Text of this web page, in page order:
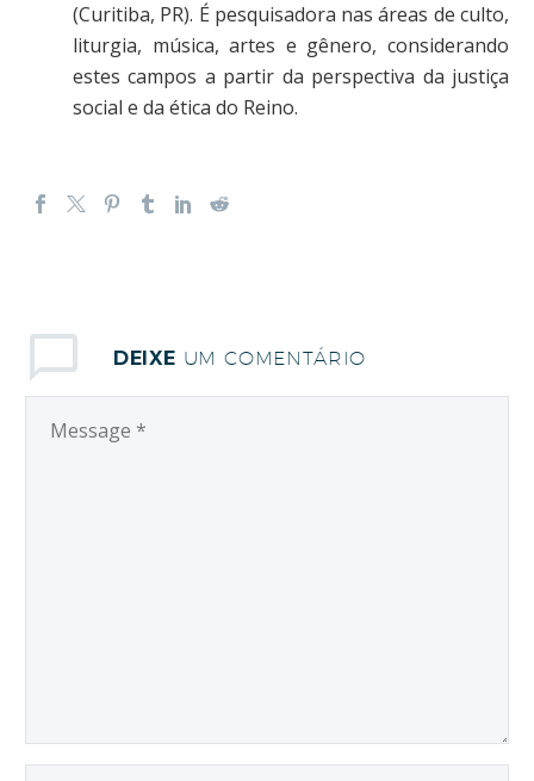
(Curitiba, PR). É pesquisadora nas áreas de culto,
liturgia, música, artes e gênero, considerando
estes campos a partir da perspectiva da justiça
social e da ética do Reino.
DEIXE UM COMENTÁRIO